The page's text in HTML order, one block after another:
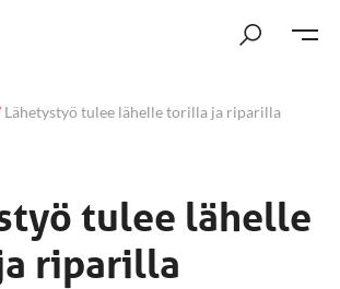
Lähetystyö tulee lähelle torilla ja riparilla
tulee lähelle
riparilla